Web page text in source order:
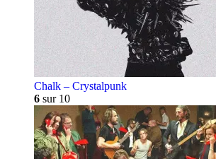
Chalk – Crystalpunk
6 sur 10